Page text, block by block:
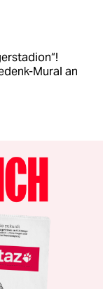
Mural an